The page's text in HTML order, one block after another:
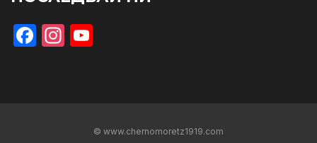
Facebook
Instagram
© www.chernomoretz1919.com